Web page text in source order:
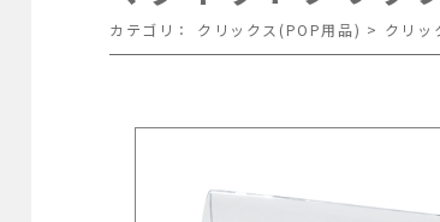
カテゴリ： クリックス(POP用品) > クリッ